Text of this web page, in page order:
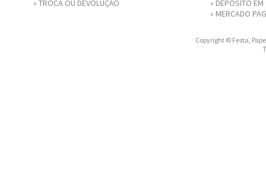
» TROCA OU DEVOLUÇÃO
» DEPÓSITO EM
» MERCADO
Copyright © Festa,